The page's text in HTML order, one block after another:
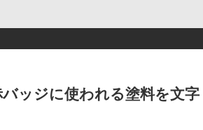
ッジに使われる塗料を文字